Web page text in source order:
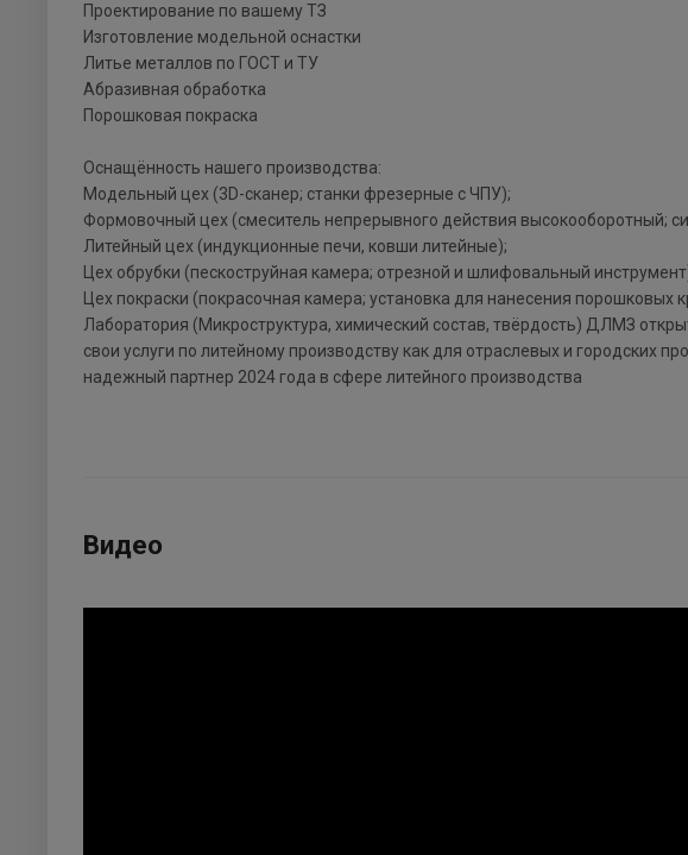
Проектирование по вашему ТЗ
Изготовление модельной оснастки
Литье металлов по ГОСТ и ТУ
Абразивная обработка
Порошковая покраска
Оснащённость нашего производства:
Модельный цех (3D-сканер; станки фрезерные с ЧПУ);
Формовочный цех (смеситель непрерывного действия высокооборотный;
Литейный цех (индукционные печи, ковши литейные);
Цех обрубки (пескоструйная камера; отрезной и шлифовальный
Цех покраски (покрасочная камера; установка для нанесения порошковых
Лаборатория (Микроструктура, химический состав, твёрдость) ДЛМЗ
свои услуги по литейному производству как для отраслевых и городских
надежный партнер 2024 года в сфере литейного производства
Видео